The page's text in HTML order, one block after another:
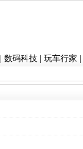
数码科技| 玩车行家